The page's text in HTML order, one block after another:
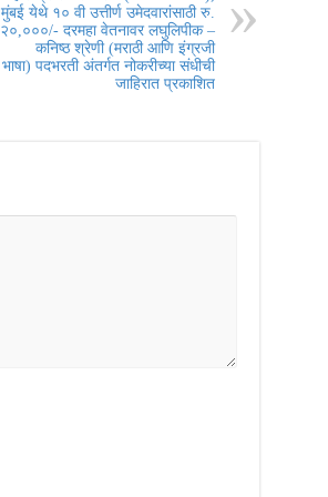
मुंबई येथे १० वी उत्तीर्ण उमेदवारांसाठी रु.
२०,०००/- दरमहा वेतनावर लघुलिपीक –
कनिष्ठ श्रेणी (मराठी आणि इंग्रजी
भाषा) पदभरती अंतर्गत नोकरीच्या संधीची
जाहिरात प्रकाशित